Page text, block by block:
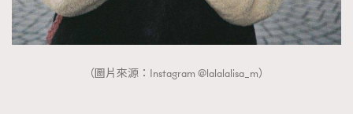
（圖片來源：Instagram @lalalalisa_m）